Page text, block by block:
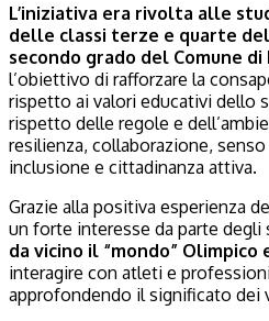
L’iniziativa era rivolta alle
delle classi terze e quarte
secondo grado del Comune di
l’obiettivo di rafforzare la
rispetto ai valori educativi dello
rispetto delle regole e
resilienza, collaborazione,
inclusione e cittadinanza attiva.
Grazie alla positiva esperienza
un forte interesse da parte degli
da vicino il “mondo” Olimpico
interagire con atleti e
approfondendo il significato dei